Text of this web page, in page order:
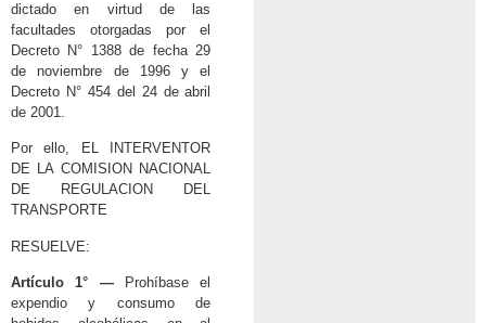
dictado en virtud de las
facultades otorgadas por el
Decreto N° 1388 de fecha 29
de noviembre de 1996 y el
Decreto N° 454 del 24 de abril
de 2001.
Por ello, EL INTERVENTOR
DE LA COMISION NACIONAL
DE REGULACION DEL
TRANSPORTE
RESUELVE:
Artículo 1° —
Prohíbase el
expendio y consumo de